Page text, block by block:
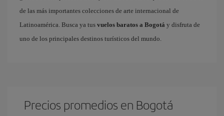
de las más importantes colecciones de arte internacional de
Latinoamérica. Busca ya tus vuelos baratos a Bogotá y disfruta de
uno de los principales destinos turísticos del mundo.
Precios promedios en Bogotá